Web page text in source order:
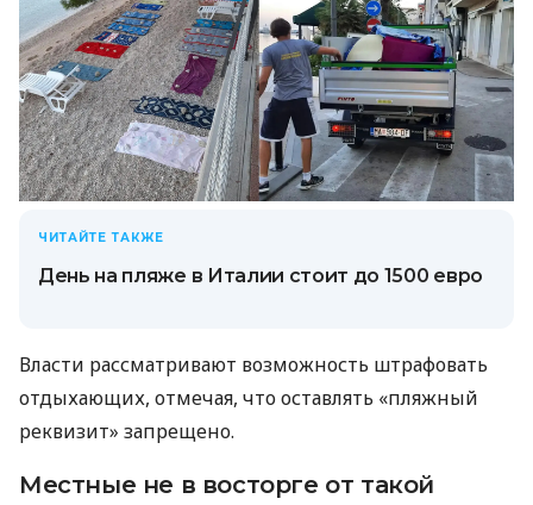
ЧИТАЙТЕ ТАКЖЕ
День на пляже в Италии стоит до 1500 евро
Власти рассматривают возможность штрафовать
отдыхающих, отмечая, что оставлять «пляжный
реквизит» запрещено.
Местные не в восторге от такой